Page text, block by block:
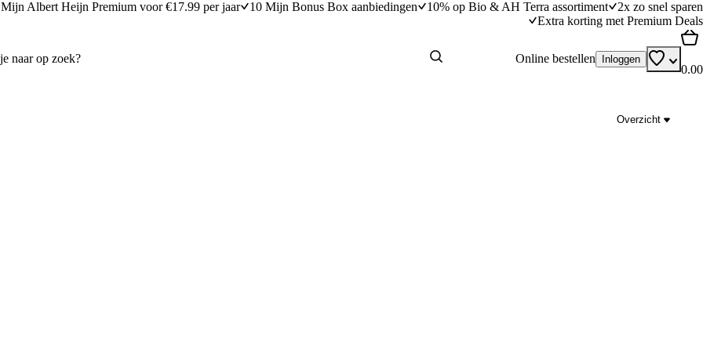
Mijn Albert Heijn Premium voor €17.99 per jaar 10 Mijn Bonus Box aanbiedingen 10% op Bio & AH Terra assortiment
2x zo snel sparen
Extra korting met Premium Deals
Online bestellen Inloggen
0.00
Overzicht